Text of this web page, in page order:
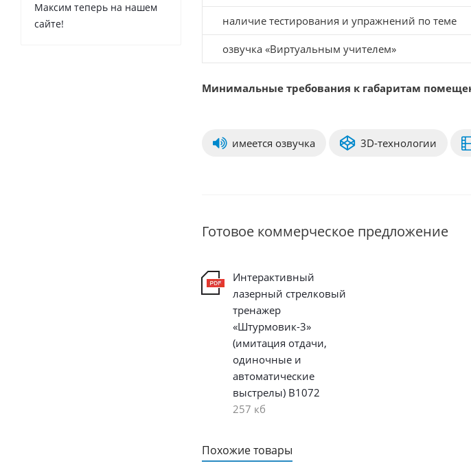
наличие тестирования и упражнений по теме
озвучка «Виртуальным учителем»
Минимальные требования к габаритам
имеется озвучка 3D-технологии
Готовое коммерческое предложение
Интерактивный
лазерный стрелковый
тренажер
«Штурмовик-3»
(имитация отдачи,
одиночные и
автоматические
выстрелы) В1072
257 кб
Похожие товары
Максим теперь на нашем
сайте!